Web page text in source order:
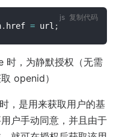
. href = url ;
复制代码
，为静默授权（无需
openid）
，是用来获取用户的基
户手动同意，并且由于